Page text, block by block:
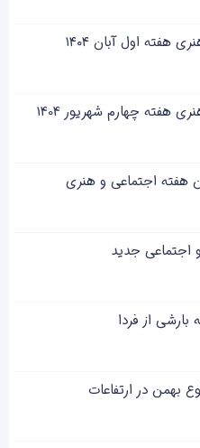
هفته اول آبان ۱۴۰۴
هفته چهارم شهریور 1404
هفته اجتماعی و هنری
اجتماعی جدید
بارشی از فردا
بهمن در ارتفاعات